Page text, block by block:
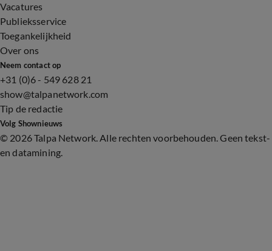
Vacatures
Publieksservice
Toegankelijkheid
Over ons
Neem contact op
+31 (0)6 - 549 628 21
show@talpanetwork.com
Tip de redactie
Volg Shownieuws
© 2026 Talpa Network. Alle rechten voorbehouden. Geen tekst-
en datamining.